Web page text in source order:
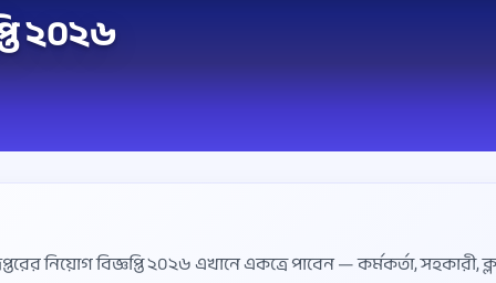
২০২৬
নিয়োগ বিজ্ঞপ্তি ২০২৬ এখানে একত্রে পাবেন — কর্মকর্তা,